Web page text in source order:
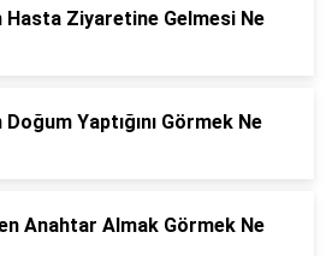
Hasta Ziyaretine Gelmesi Ne
Yaptığını Görmek Ne
Anahtar Almak Görmek Ne